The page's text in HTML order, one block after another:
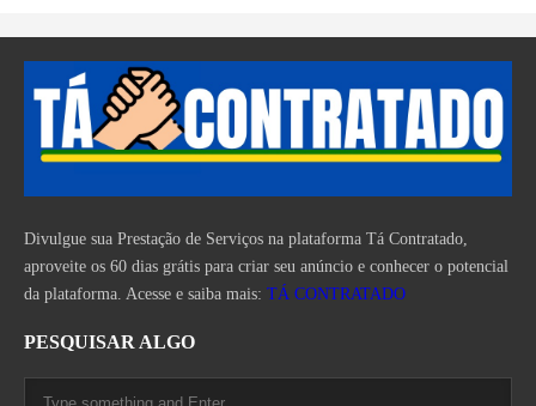
Divulgue sua Prestação de Serviços na plataforma Tá Contratado,
aproveite os 60 dias grátis para criar seu anúncio e conhecer o potencial
da plataforma. Acesse e saiba mais: TÁ CONTRATADO
PESQUISAR ALGO